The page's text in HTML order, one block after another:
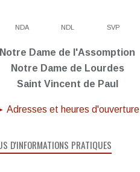
NDA NDL SVP
Notre Dame de l'Assomption
Notre Dame de Lourdes
Saint Vincent de Paul
Adresses et heures d'ouverture
D'INFORMATIONS PRATIQUES